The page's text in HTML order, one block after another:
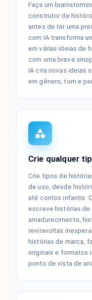
Faça um
construtor de
antes de ter uma
com IA transforma
em várias ideias de
com uma breve
IA cria novas ideias
em gênero, tom e
Crie qualquer
Crie tipos de
de uso, desde
até contos infantis.
escreve histórias de
amadurecimento,
reviravoltas
histórias de marca,
originais e formatos
ponto de vista de